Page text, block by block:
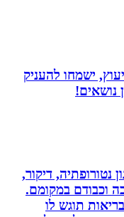
ישמחו להעניק
דיקור,
במקומם.
תוגש לו